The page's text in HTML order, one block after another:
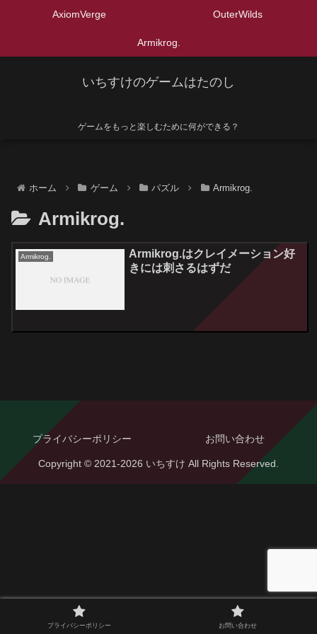
いちすけのゲームはたのし
ゲームをもっと楽しむために何ができる？
AxiomVerge OuterWilds
Armikrog.
ホーム ゲーム パズル Armikrog.
Armikrog.
Armikrog.
Armikrog.はクレイメーション好
きには刺さるはずだ
プライバシーポリシー お問い合わせ
Copyright © 2021-2026 いちすけ All Rights Reserved.
プライバシーポリシー お問い合わせ